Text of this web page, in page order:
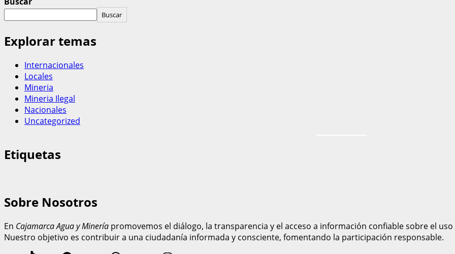
Buscar
Explorar temas
Internacionales
Locales
Mineria
Mineria Ilegal
Nacionales
Uncategorized
Etiquetas
Sobre Nosotros
En Cajamarca Agua y Minería promovemos el diálogo, la transparencia y el acceso a información confiable sobre el
Nuestro objetivo es contribuir a una ciudadanía informada y consciente, fomentando la participación responsable.